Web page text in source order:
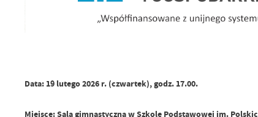
Data: 19 lutego 2026 r. (czwartek), godz. 17.00.
Miejsce: Sala gimnastyczna w Szkole Podstawowej im.